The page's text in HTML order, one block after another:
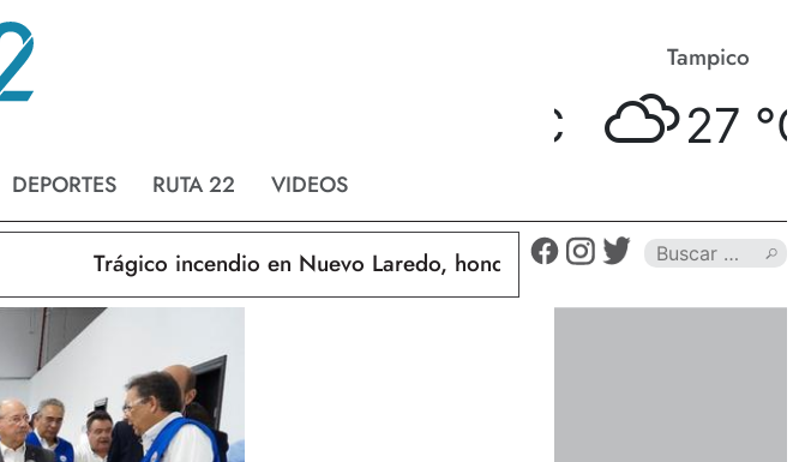
DEPORTES RUTA 22 VIDEOS
Tampico
27 ° C
Trágico incendio en Nuevo Laredo, hondureño muere calcinado